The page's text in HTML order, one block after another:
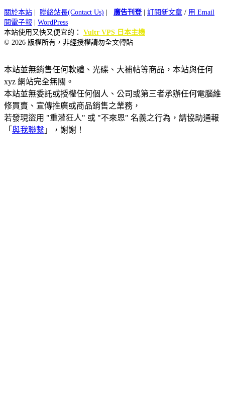
關於本站 聯絡站長(Contact Us) 廣告刊登| 訂閱新文章 / 用 Email
閱電子報
WordPress
本站使用又快又便宜的： Vultr VPS 日本主機
© 2026 版權所有，非經授權請勿全文轉貼
本站並無銷售任何軟體、光碟、大補帖等商品，本站與任何
xyz 網站完全無關。
本站並無委託或授權任何個人、公司或第三者承辦任何電腦維
修買賣、宣傳推廣或商品銷售之業務，
若發現盜用 "重灌狂人" 或 "不來恩" 名義之行為，請協助通報
「 與我聯繫 」，謝謝！